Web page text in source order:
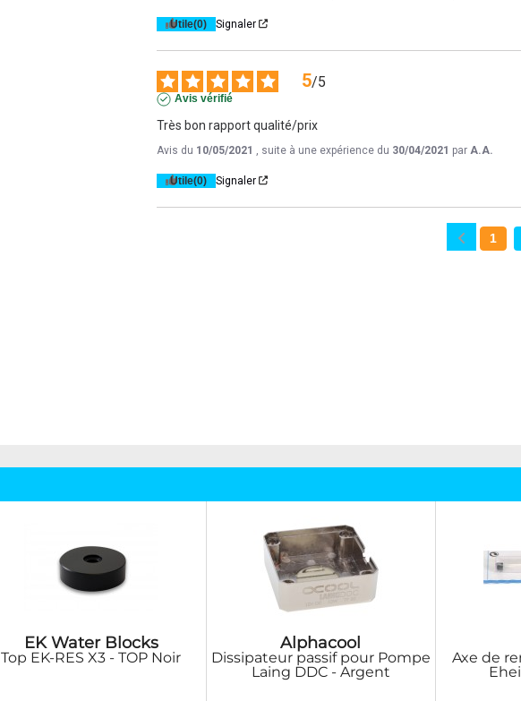
Utile(0) Signaler
5/5
Avis vérifié
Très bon rapport qualité/prix
Avis du 10/05/2021 , suite à une expérience du 30/04/2021 parA.A.
Utile(0) Signaler
1
EK Water Blocks
Top EK-RES X3 - TOP Noir
Alphacool
Dissipateur passif pour Pompe
Laing DDC - Argent
Axe de